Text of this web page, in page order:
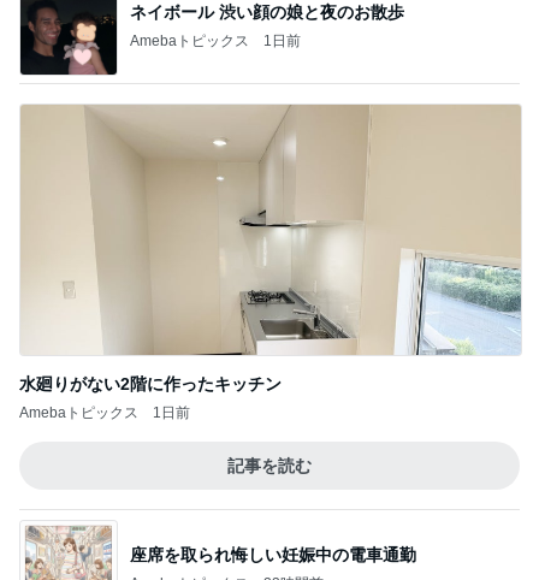
ネイボール 渋い顔の娘と夜のお散歩
Amebaトピックス 1日前
水廻りがない2階に作ったキッチン
Amebaトピックス 1日前
記事を読む
座席を取られ悔しい妊娠中の電車通勤